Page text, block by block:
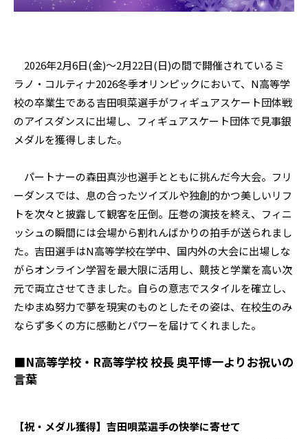
2026年2月6日(金)〜2月22日(日)の間で開催されているミ
ラノ・コルティナ2026冬季オリンピックにおいて、N高等学
校の卒業生である吉田唄菜選手がフィギュアスケート団体戦
のアイスダンスに出場し、フィギュアスケート団体で見事銀
メダルを獲得しました。
パートナーの森田真沙也選手とともに挑んだ今大会。フリ
ーダンスでは、息の合ったツイズルや独創的かつ美しいリフ
トを次々と披露して観客を圧倒。圧巻の演技を終え、フィニ
ッシュの瞬間には会場から割れんばかりの拍手が送られまし
た。吉田選手はN高等学校在学中、国内外の大会に出場しな
がらオンライン学習を最大限に活用し、競技と学業を高い次
元で両立させてきました。自らの意志でスタイルを確立し、
たゆまぬ努力で夢を現実のものとしたその姿は、在校生のみ
ならず多くの方に感動とパワーを届けてくれました。
■N高等学校・R高等学校 校長 奥平博一よりお祝いの
言葉
【祝・メダル獲得】吉田唄菜選手の快挙に寄せて